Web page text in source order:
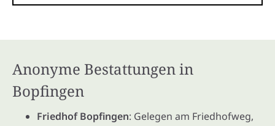
Anonyme Bestattungen in
Bopfingen
Friedhof Bopfingen: Gelegen am Friedhofweg,